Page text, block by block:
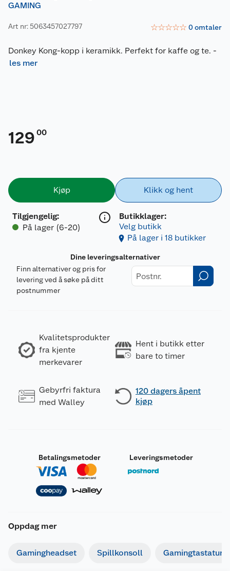
GAMING
Art nr: 5063457027797 ☆☆☆☆☆ 0omtaler
Donkey Kong-kopp i keramikk. Perfekt for kaffe og te. -
les mer
129 00
Kjøp
Tilgjengelig:
På lager (6-20)
Klikk og hent
Butikklager:
Velg butikk
På lager i 18 butikker
Dine leveringsalternativer
Finn alternativer og pris for
levering ved å søke på ditt
postnummer
Kvalitetsprodukter
fra kjente
merkevarer
Hent i butikk etter
bare to timer
Gebyrfri faktura
med Walley
120 dagers åpent
kjøp
Betalingsmetoder Leveringsmetoder
Oppdag mer
Gamingheadset Spillkonsoll Gamingtastatur